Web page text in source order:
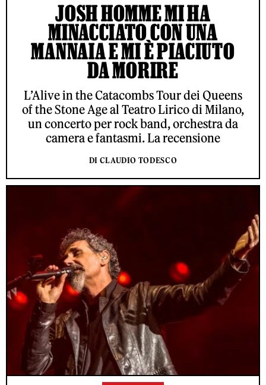
JOSH HOMME MI HA
MINACCIATO CON UNA
MANNAIA E MI È PIACIUTO
DA MORIRE
L’Alive in the Catacombs Tour dei Queens
of the Stone Age al Teatro Lirico di Milano,
un concerto per rock band, orchestra da
camera e fantasmi. La recensione
DI CLAUDIO TODESCO